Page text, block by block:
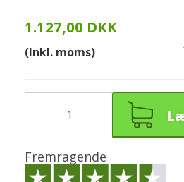
1.127,00 DKK
(Inkl. moms)
Fremragende